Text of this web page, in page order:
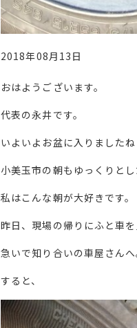
2018年08月13日
おはようございます。
代表の永井です。
いよいよお盆に入りました
小美玉市の朝もゆっくりと
私はこんな朝が大好きです。
昨日、現場の帰りにふと車
急いで知り合いの車屋さん
すると、